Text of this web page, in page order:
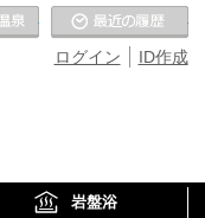
ID作成
ログイン
お気に入りの温泉
岩盤浴